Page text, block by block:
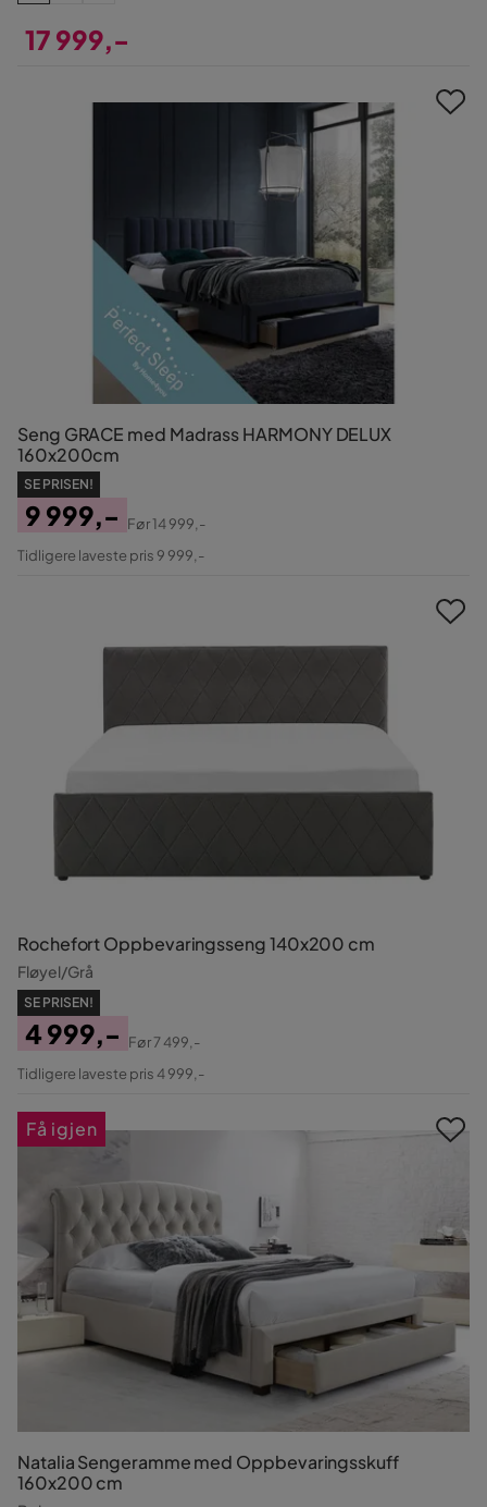
17 999,-
Seng GRACE med Madrass HARMONY DELUX
160x200cm
SE PRISEN!
Pris
9 999,-
Original
Før14 999,-
Tidligere laveste pris 9 999,-
Rochefort Oppbevaringsseng 140x200 cm
Fløyel/Grå
SE PRISEN!
Pris
4 999,-
Original
Før7 499,-
Tidligere laveste pris 4 999,-
Natalia Sengeramme med Oppbevaringsskuff
160x200 cm
Få igjen